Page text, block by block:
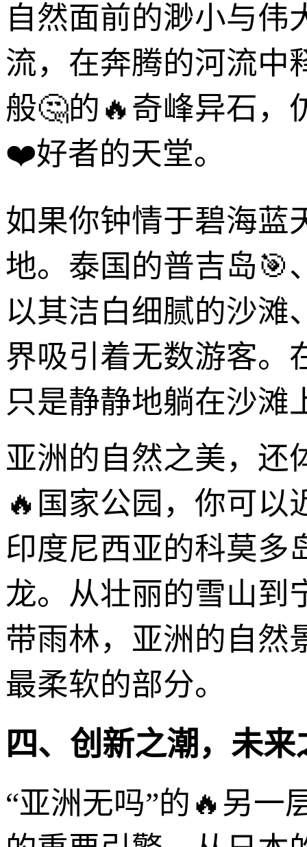
自然面前的渺小与伟
流，在奔腾的河流中
般🤔的🔥奇峰异石，
❤️好者的天堂。
如果你钟情于碧海蓝
地。泰国的普吉岛🎯
以其洁白细腻的沙滩
界吸引着无数游客。
只是静静地躺在沙滩
亚洲的自然之美，还
🔥国家公园，你可以
印度尼西亚的科莫多
龙。从壮丽的雪山到
带雨林，亚洲的自然
最柔软的部分。
四、创新之潮，未
“亚洲无吗”的🔥另一